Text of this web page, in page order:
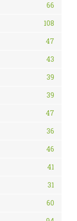
66
108
47
43
39
39
47
36
46
41
31
60